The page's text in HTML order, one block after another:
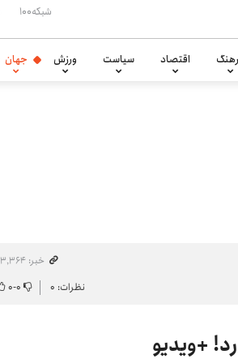
شبکه۱۰۰
اقتصاد سیاست ورزش جهان
خبر: ۷۳٬۳۶۴
نظرات: ۰
۰-۰